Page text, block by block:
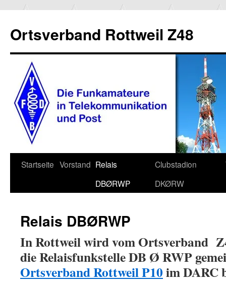
Ortsverband Rottweil Z48
Zum
Startseite Vorstand Relais
DBØRWP
Clubstadion
DKØRW
Relais DBØRWP
In Rottweil wird vom Ortsverband
dieRelaisfunkstelleDB Ø RWP
Ortsverband Rottweil P10im DARC